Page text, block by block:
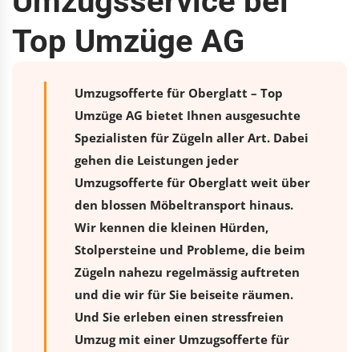
Top Umzüge AG
Umzugsofferte für Oberglatt – Top
Umzüge AG bietet Ihnen ausgesuchte
Spezialisten für Zügeln aller Art. Dabei
gehen die Leistungen jeder
Umzugsofferte für Oberglatt weit über
den blossen Möbeltransport hinaus.
Wir kennen die kleinen Hürden,
Stolpersteine und Probleme, die beim
Zügeln nahezu regelmässig auftreten
und die wir für Sie beiseite räumen.
Und Sie erleben einen stressfreien
Umzugmit einer Umzugsofferte für